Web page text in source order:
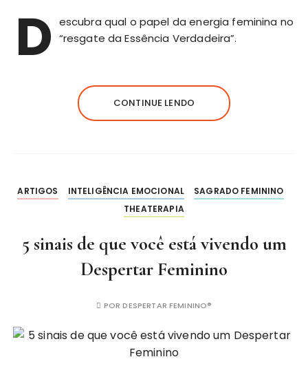
D escubra qual o papel da energia feminina no
“resgate da Essência Verdadeira”.
CONTINUE LENDO
ARTIGOS INTELIGÊNCIA EMOCIONAL
SAGRADO FEMININO
THEATERAPIA
5 sinais de que você está vivendo um
Despertar Feminino
PORDESPERTAR FEMININO®